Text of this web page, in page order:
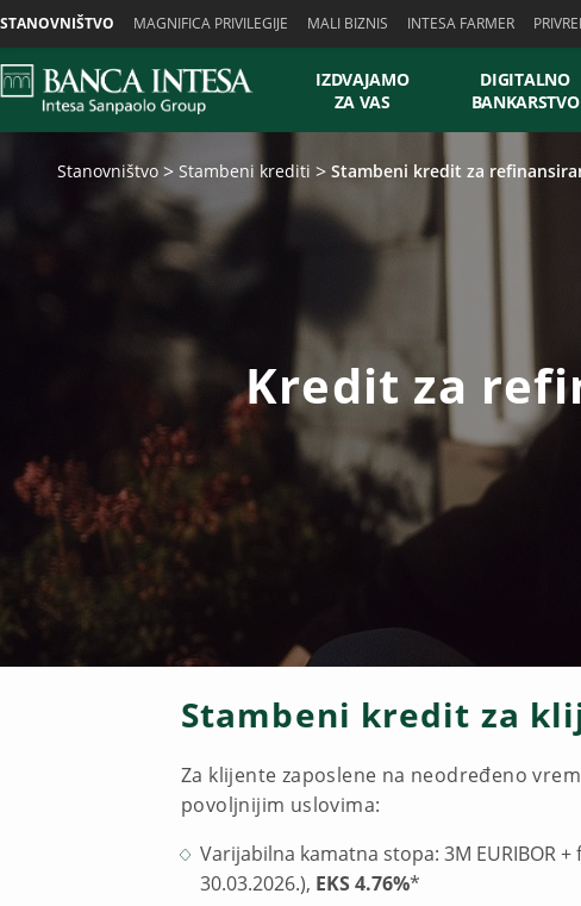
STANOVNIŠTVO MAGNIFICA PRIVILEGIJE MALI BIZNIS INTESA FARMER
IZDVAJAMO
ZA VAS
DIGITALNO
BANKARSTVO
Stanovništvo Stambeni krediti Stambeni kredit za
Kredit za
Stambeni kredit za
Za klijente zaposlene na neodređeno
povoljnijim uslovima:
Varijabilna kamatna stopa: 3M EURIBOR
30.03.2026.), EKS 4.76%*